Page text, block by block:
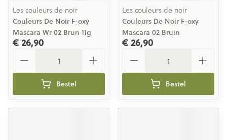
Les couleurs de noir
Couleurs De Noir F-oxy
Mascara Wr 02 Brun 11g
€ 26,90
Bestel
Les couleurs de noir
Couleurs De Noir F-oxy
Mascara 02 Bruin
€ 26,90
Bestel